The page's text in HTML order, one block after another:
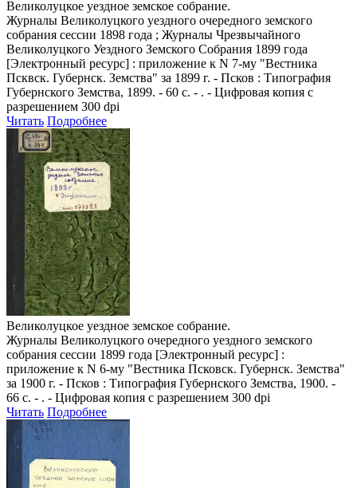
Великолуцкое уездное земское собрание.
Журналы Великолуцкого уездного очередного земского
собрания сессии 1898 года ; Журналы Чрезвычайного
Великолуцкого Уездного Земского Собрания 1899 года
[Электронный ресурс] : приложение к N 7-му "Вестника
Псквск. Губернск. Земства" за 1899 г. - Псков : Типография
Губернского Земства, 1899. - 60 с. - . - Цифровая копия с
разрешением 300 dpi
Читать Подробнее
Великолуцкое уездное земское собрание.
Журналы Великолуцкого очередного уездного земского
собрания сессии 1899 года [Электронный ресурс] :
приложение к N 6-му "Вестника Псковск. Губернск. Земства"
за 1900 г. - Псков : Типография Губернского Земства, 1900. -
66 с. - . - Цифровая копия с разрешением 300 dpi
Читать Подробнее